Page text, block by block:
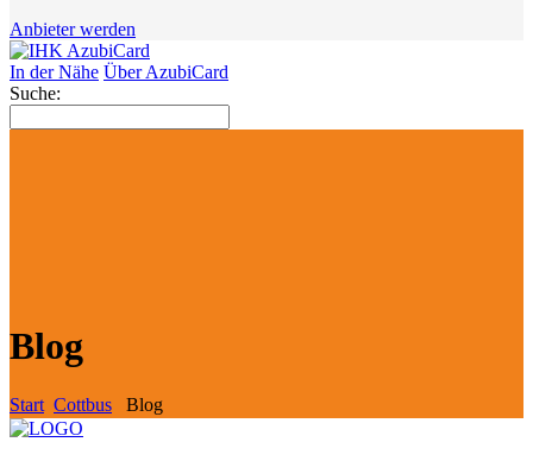
Anbieter werden
In der Nähe Über AzubiCard
Suche:
Blog
Start Cottbus Blog